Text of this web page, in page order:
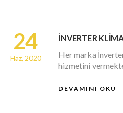
24
Haz, 2020
İNVERTER
Her marka
hizmetini
DEVAMINI OKU